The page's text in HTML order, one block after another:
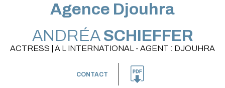
Agence Djouhra
ANDRÉASCHIEFFER
ACTRESS | A L INTERNATIONAL - AGENT : DJOUHRA
CONTACT